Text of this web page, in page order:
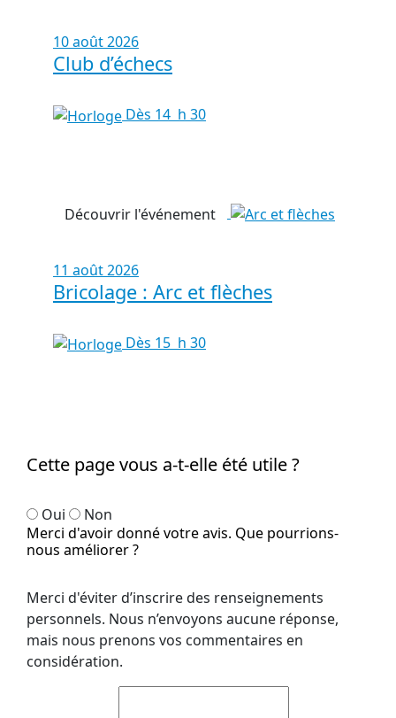
10 août 2026
Club d’échecs
Dès 14 h 30
Découvrir l'événement
11 août 2026
Bricolage : Arc et flèches
Dès 15 h 30
Cette page vous a-t-elle été utile ?
Oui
Non
Merci d'avoir donné votre avis. Que pourrions-
nous améliorer ?
Merci d'éviter d’inscrire des renseignements
personnels. Nous n’envoyons aucune réponse,
mais nous prenons vos commentaires en
considération.